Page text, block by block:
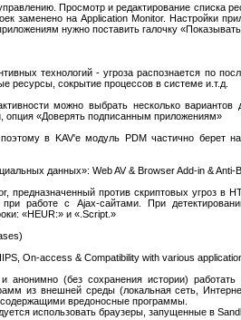
Просмотр и редактирование списка
заменено на Application Monitor. Настройки
нужно поставить галочку
технологий - угроза распознается по
ресурсы, сокрытие процессов в системе и.т.д.
можно выбрать несколько
опция «Доверять подписанным приложениям»
в KAV'е модуль PDM частично
данных»: Web AV & Browser Add-in &
предназначенный против скриптовых угроз
работе с Ajax-сайтами. При
«HEUR:» и «.Script.»
On-access & Compatibility with various
и анонимно (без сохранения истории)
из внешней среды (локальная сеть,
вредоносные программы.
использовать браузеры, запущенные в